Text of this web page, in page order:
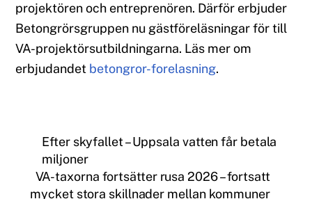
projektören och entreprenören. Därför erbjuder
Betongrörsgruppen nu gästföreläsningar för till
VA-projektörsutbildningarna. Läs mer om
erbjudandet betongror-forelasning.
Efter skyfallet – Uppsala vatten får betala
miljoner
VA-taxorna fortsätter rusa 2026 – fortsatt
mycket stora skillnader mellan kommuner